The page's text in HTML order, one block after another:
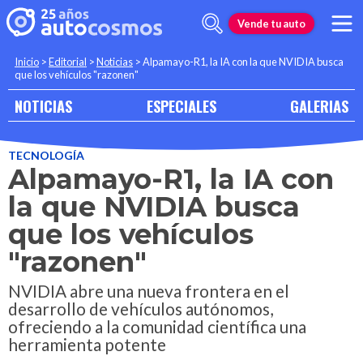
Vende tu auto
Inicio >Editorial >Noticias >Alpamayo-R1, la IA con la que NVIDIA busca
que los vehículos "razonen"
NOTICIAS ESPECIALES GALERIAS
TECNOLOGÍA
Alpamayo-R1, la IA con
la que NVIDIA busca
que los vehículos
"razonen"
NVIDIA abre una nueva frontera en el
desarrollo de vehículos autónomos,
ofreciendo a la comunidad científica una
herramienta potente